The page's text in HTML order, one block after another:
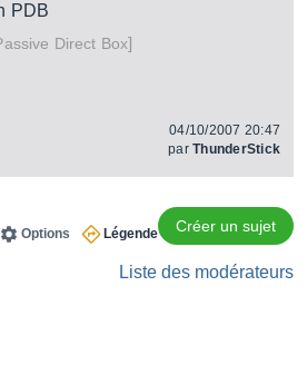
PDB
Direct Box]
04/10/2007 20:47
parThunderStick
Créer un sujet
Légende
Options
Liste des modérateurs